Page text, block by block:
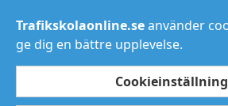
Trafikskolaonline.seanvänder
ge dig en bättre upplevelse.